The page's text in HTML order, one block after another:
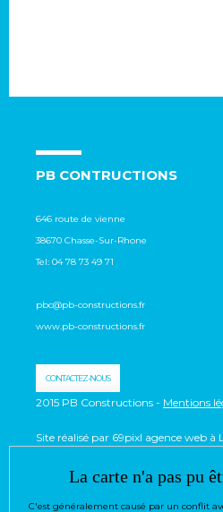
PB CONTRUCTIONS
646 route de vienne
38670 Chasse-Sur-Rhone
Tel: 04 78 73 49 71
pbc@pb-constructions.fr
www.pb-constructions.fr
CONTACTEZ-NOUS
2015 PB Constructions - Mentions
Site réalisé par 69pixl agence web à
La carte n'a pas pu
C'est généralement causé par un conflit